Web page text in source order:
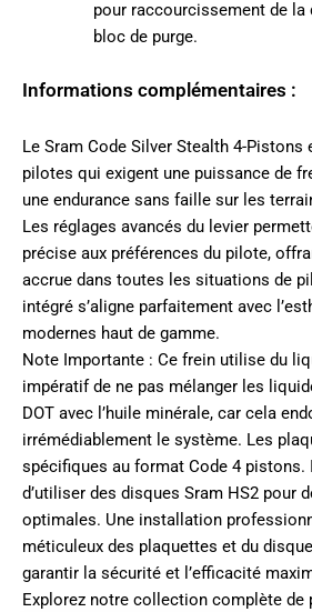
pour raccourcissement de la
bloc de purge.
Informations complémentaires :
Le Sram Code Silver Stealth 4-Pistons
pilotes qui exigent une puissance de
une endurance sans faille sur les
Les réglages avancés du levier
précise aux préférences du pilote,
accrue dans toutes les situations de
intégré s’aligne parfaitement avec
modernes haut de gamme.
Note Importante : Ce frein utilise du
impératif de ne pas mélanger les
DOT avec l’huile minérale, car cela
irrémédiablement le système. Les
spécifiques au format Code 4 pistons.
d’utiliser des disques Sram HS2 pour
optimales. Une installation
méticuleux des plaquettes et du
garantir la sécurité et l’efficacité
Explorez notre collection complète de